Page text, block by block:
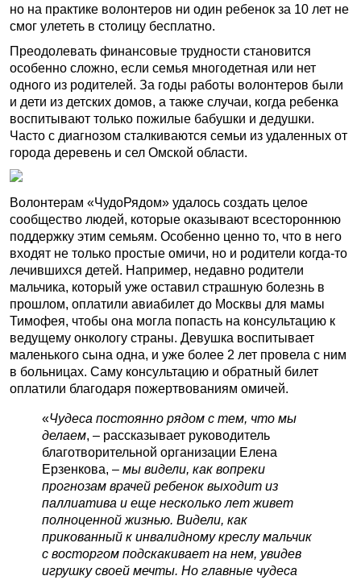
но на практике волонтеров ни один ребенок за 10 лет не
смог улететь в столицу бесплатно.
Преодолевать финансовые трудности становится
особенно сложно, если семья многодетная или нет
одного из родителей. За годы работы волонтеров были
и дети из детских домов, а также случаи, когда ребенка
воспитывают только пожилые бабушки и дедушки.
Часто с диагнозом сталкиваются семьи из удаленных от
города деревень и сел Омской области.
Волонтерам «ЧудоРядом» удалось создать целое
сообщество людей, которые оказывают всестороннюю
поддержку этим семьям. Особенно ценно то, что в него
входят не только простые омичи, но и родители когда-то
лечившихся детей. Например, недавно родители
мальчика, который уже оставил страшную болезнь в
прошлом, оплатили авиабилет до Москвы для мамы
Тимофея, чтобы она могла попасть на консультацию к
ведущему онкологу страны. Девушка воспитывает
маленького сына одна, и уже более 2 лет провела с ним
в больницах. Саму консультацию и обратный билет
оплатили благодаря пожертвованиям омичей.
«Чудеса постоянно рядом с тем, что мы
делаем, – рассказывает руководитель
благотворительной организации Елена
Ерзенкова, – мы видели, как вопреки
прогнозам врачей ребенок выходит из
паллиатива и еще несколько лет живет
полноценной жизнью. Видели, как
прикованный к инвалидному креслу мальчик
с восторгом подскакивает на нем, увидев
игрушку своей мечты. Но главные чудеса